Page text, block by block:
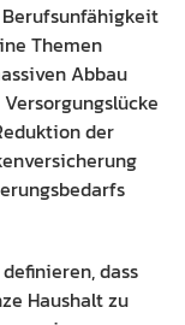
Themen
Abbau
der
dass
Haushalt zu